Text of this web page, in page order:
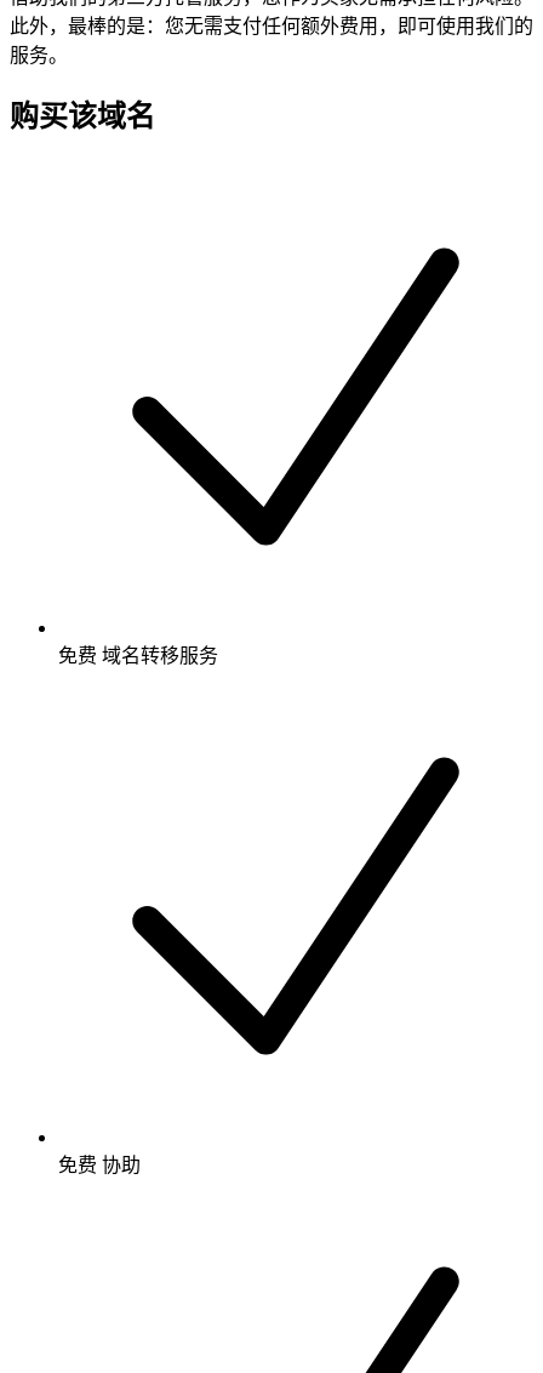
此外，最棒的是：您无需支付任何额外费用，即可使用我们的
服务。
购买该域名
免费 域名转移服务
免费 协助